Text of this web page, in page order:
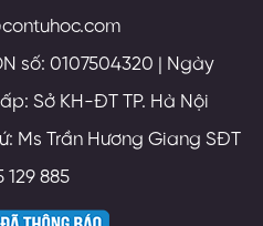
số: 0107504320 | Ngày
Sở KH-ĐT TP. Hà Nội
Ms Trần Hương Giang SĐT
129 885